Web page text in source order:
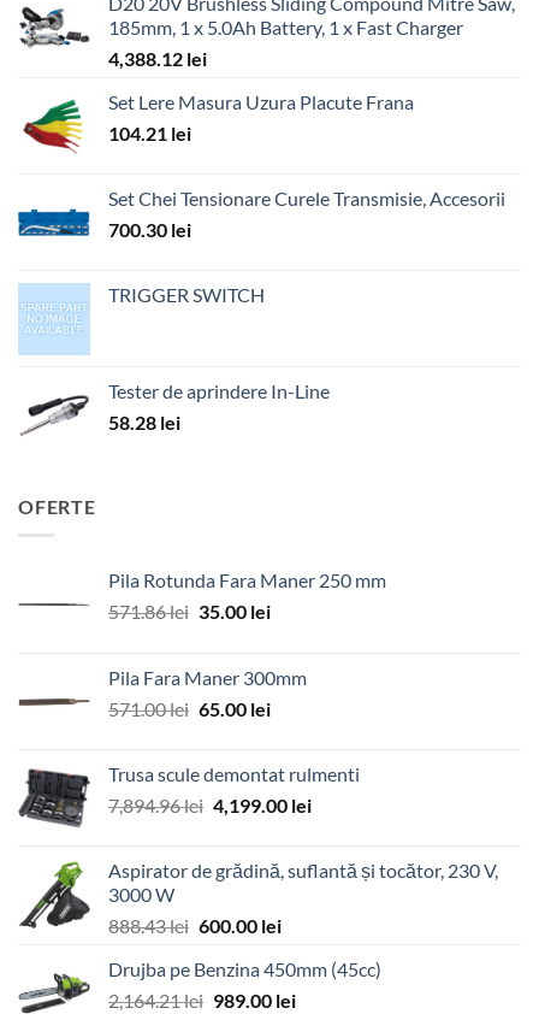
185mm, 1 x 5.0Ah Battery, 1 x Fast Charger
4,388.12 lei
Set Lere Masura Uzura Placute Frana
104.21 lei
Set Chei Tensionare Curele Transmisie, Accesorii
700.30 lei
TRIGGER SWITCH
Tester de aprindere In-Line
58.28 lei
OFERTE
Pila Rotunda Fara Maner 250 mm
571.86lei Prețul
fost:
571.86 lei.
35.00 leiPrețul
35.00 lei.
Pila Fara Maner 300mm
571.00lei Prețul
fost:
571.00 lei.
65.00 leiPrețul
65.00 lei.
Trusa scule demontat rulmenti
7,894.96lei Prețul
fost:
4,199.00 leiPrețul
4,199.00 lei.
Aspirator de grădină, suflantă și tocător, 230 V,
3000 W
888.43lei Prețul
a
fost:
600.00 leiPrețul
este:
600.00 lei.
Drujba pe Benzina 450mm (45cc)
2,164.21lei Prețul
989.00 leiPrețul